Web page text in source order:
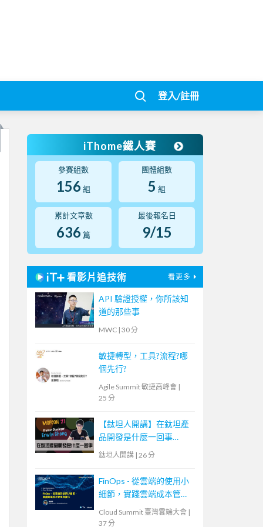
登入/註冊
iThome鐵人賽
參賽組數
156 組
團體組數
5 組
累計文章數
636 篇
最後報名日
9/15
看影片追技術 看更多
API 驗證授權，你所該知
道的那些事
MWC | 30 分
敏捷轉型，工具?流程?哪
個先行?
Agile Summit 敏捷高峰會 |
25 分
【鈦坦人開講】在鈦坦產
品開發是什麼一回事
（MOPCON '21）｜
鈦坦人開講 | 26 分
FinOps - 從雲端的使用小
細節，實踐雲端成本管理
Cloud Summit 臺灣雲端大會 |
37 分